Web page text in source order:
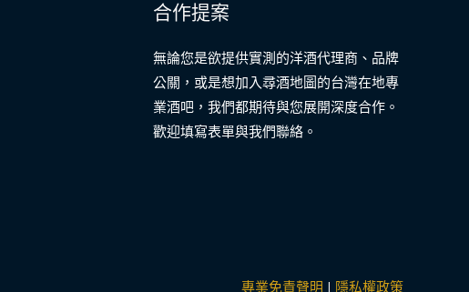
合作提案
無論您是欲提供實測的洋酒代理商、品牌
公關，或是想加入尋酒地圖的台灣在地專
業酒吧，我們都期待與您展開深度合作。
歡迎填寫表單與我們聯絡。
專業免責聲明 | 隱私權政策